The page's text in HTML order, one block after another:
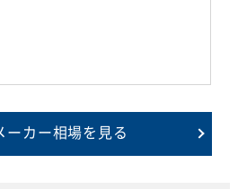
ーカー相場を見る